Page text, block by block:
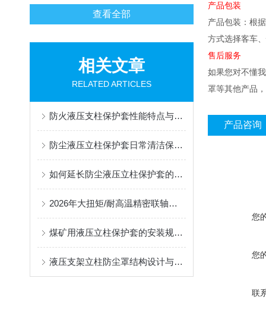
查看全部
相关文章
RELATED ARTICLES
防火液压支柱保护套性能特点与阻燃防护应用
防尘液压立柱保护套日常清洁保养与更换规范
如何延长防尘液压立柱保护套的使用寿命？
2026年大扭矩/耐高温精密联轴器定制找哪家？能实现精准定制的优质厂家盘点
煤矿用液压立柱保护套的安装规范与使用寿命提升方案
液压支架立柱防尘罩结构设计与密封防护原理
产品包装
产品包装：根
方式选择客车
售后服务
如果您对不懂
罩等其他产品
产品咨询
您
您
联